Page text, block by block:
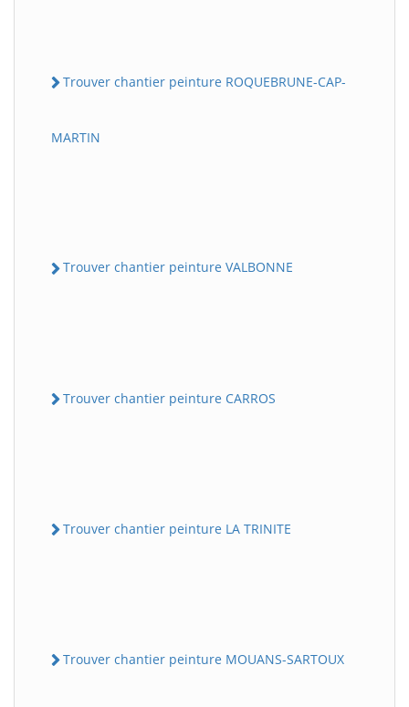
Trouver chantier peinture ROQUEBRUNE-CAP-
MARTIN
Trouver chantier peinture VALBONNE
Trouver chantier peinture CARROS
Trouver chantier peinture LA TRINITE
Trouver chantier peinture MOUANS-SARTOUX